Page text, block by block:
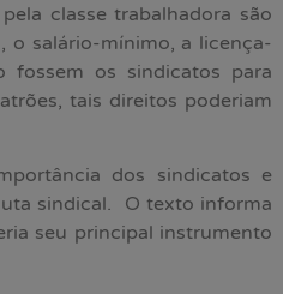
classe trabalhadora são
o salário-mínimo, a licença-
fossem os sindicatos para
tais direitos poderiam
dos sindicatos e
sindical. O texto informa
seu principal instrumento